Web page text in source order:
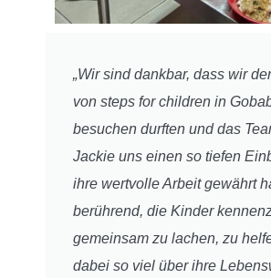
„Wir sind dankbar, dass wir
von steps for children in
besuchen durften und das
Jackie uns einen so tiefen
ihre wertvolle Arbeit gewährt
berührend, die Kinder
gemeinsam zu lachen, zu
dabei so viel über ihre